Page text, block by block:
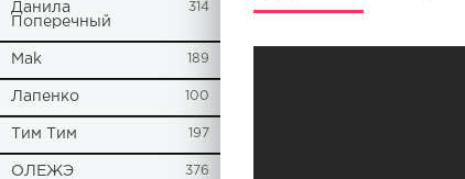
Данила
Поперечный
314
Mak 189
Лапенко 100
Tим Тим 197
ОЛЕЖЭ 376